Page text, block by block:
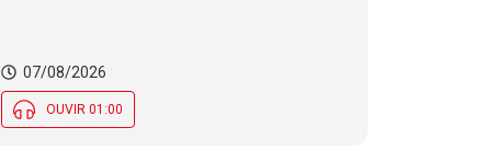
Certificação de Responsabilidade Social
nesta sexta (7)
07/08/2026
OUVIR 01:00